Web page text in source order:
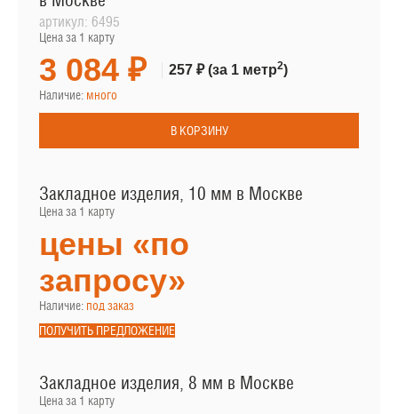
артикул: 6495
Цена за 1 карту
3 084 ₽ 257 ₽(за 1 метр2)
Наличие: много
В КОРЗИНУ
Закладное изделия, 10 мм в Москве
Цена за 1 карту
цены «по
запросу»
Наличие: под заказ
ПОЛУЧИТЬ ПРЕДЛОЖЕНИЕ
Закладное изделия, 8 мм в Москве
Цена за 1 карту